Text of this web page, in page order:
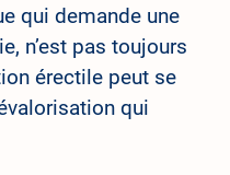
qui demande une
n’est pas toujours
érectile peut se
qui